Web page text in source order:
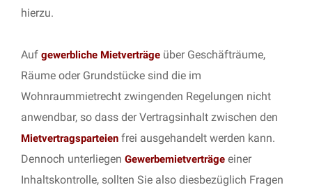
hierzu.
Auf gewerbliche Mietverträge über Geschäfträume,
Räume oder Grundstücke sind die im
Wohnraummietrecht zwingenden Regelungen nicht
anwendbar, so dass der Vertragsinhalt zwischen den
Mietvertragsparteien frei ausgehandelt werden kann.
Dennoch unterliegen Gewerbemietverträge einer
Inhaltskontrolle, sollten Sie also diesbezüglich Fragen